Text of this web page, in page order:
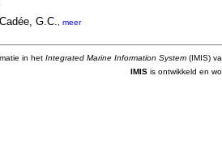
Cadée, G.C. meer
in het Integrated Marine Information System (IMIS)
IMIS is ontwikkeld en